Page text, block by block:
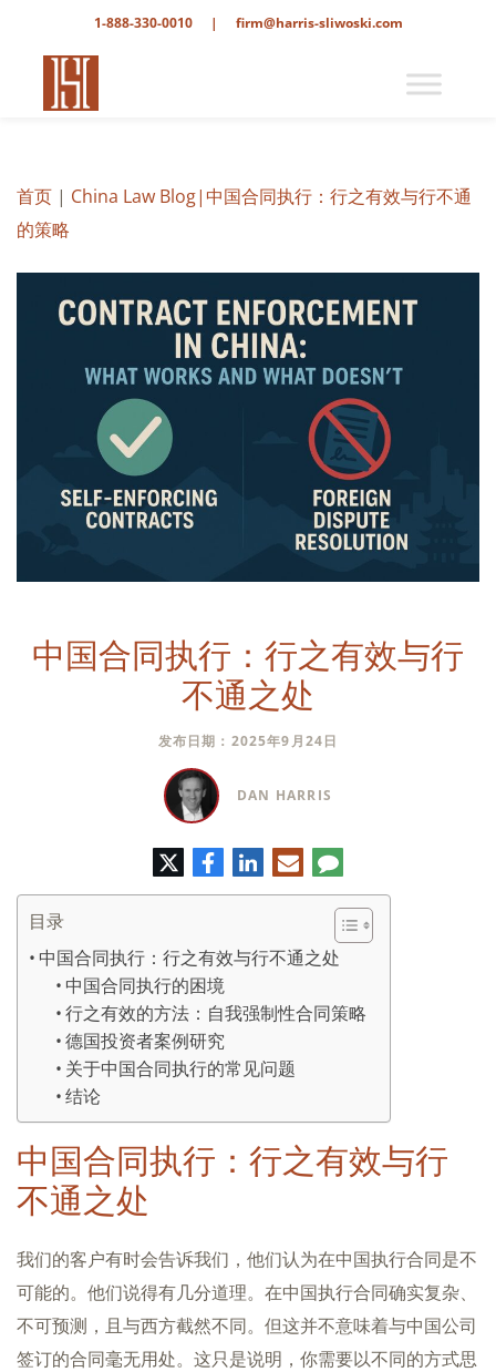
1-888-330-0010 | firm@harris-sliwoski.com
首页 | China Law Blog|中国合同执行：行之有效与行不通
的策略
中国合同执行：行之有效与行
不通之处
发布日期：2025年9月24日
DAN HARRIS
特
脸
书
领
英
电
子
邮
评
论
目录
中国合同执行：行之有效与行不通之处
中国合同执行的困境
行之有效的方法：自我强制性合同策略
德国投资者案例研究
关于中国合同执行的常见问题
结论
中国合同执行：行之有效与行
不通之处
我们的客户有时会告诉我们，他们认为在中国执行合同是不
可能的。他们说得有几分道理。在中国执行合同确实复杂、
不可预测，且与西方截然不同。但这并不意味着与中国公司
签订的合同毫无用处。这只是说明，你需要以不同的方式思